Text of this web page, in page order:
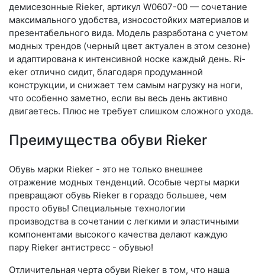
демисезонные Rieker, артикул W0607-00 — сочетание
максимального удобства, износостойких материалов и
презентабельного вида. Модель разработана с учетом
модных трендов (чер­ный цвет актуален в этом сезоне)
и адаптирована к интенсивной носке каждый день. Ri­
eker отлично сидит, благодаря продуманной
конструкции, и снижает тем самым нагрузку на ноги,
что особенно заметно, если вы весь день активно
двигаетесь. Плюс не требует слишком сложного ухода.
Преимущества обуви Rieker
Обувь марки Rieker - это не только внешнее
отражение модных тенденций. Особые черты марки
превращают обувь Rieker в гораздо большее, чем
просто обувь! Специальные технологии
производства в сочетании с легкими и эластичными
компонентами высокого качества делают каждую
пару Rieker антистресс - обувью!
Отличительная черта обуви Rieker в том, что наша